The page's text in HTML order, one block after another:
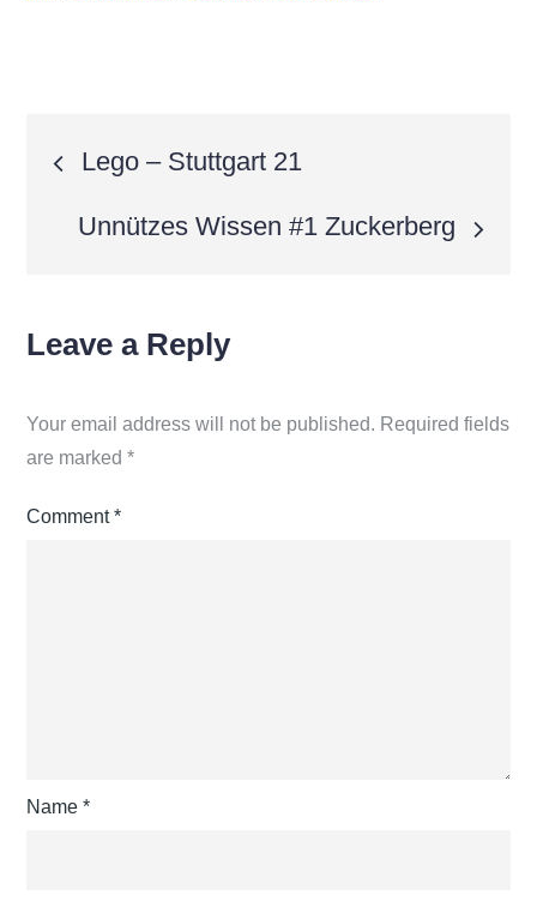
Post
navigation
Lego – Stuttgart 21
Unnützes Wissen #1 Zuckerberg
Leave a Reply
Your email address will not be published. Required fields
are marked*
Comment*
Name*